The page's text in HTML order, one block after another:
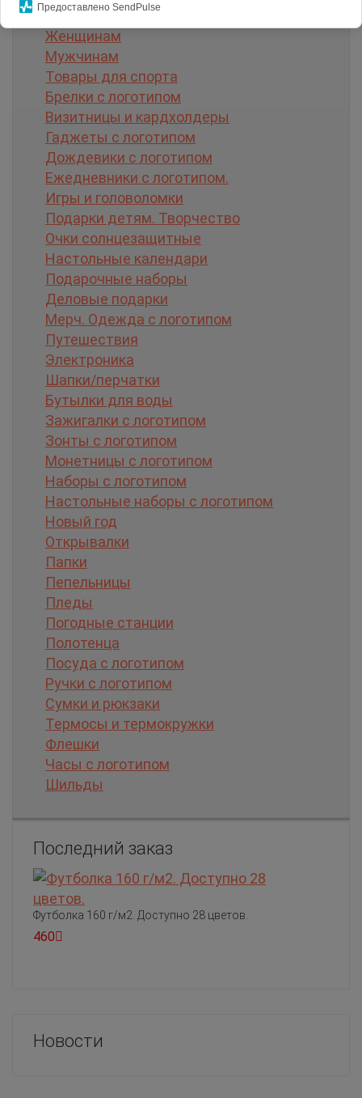
Автомобильные аксессуары
Женщинам
Мужчинам
Товары для спорта
Брелки с логотипом
Визитницы и кардхолдеры
Гаджеты с логотипом
Дождевики с логотипом
Ежедневники с логотипом.
Игры и головоломки
Подарки детям. Творчество
Очки солнцезащитные
Настольные календари
Подарочные наборы
Деловые подарки
Мерч. Одежда с логотипом
Путешествия
Электроника
Шапки/перчатки
Бутылки для воды
Зажигалки с логотипом
Зонты с логотипом
Монетницы с логотипом
Наборы с логотипом
Настольные наборы с логотипом
Новый год
Открывалки
Папки
Пепельницы
Пледы
Погодные станции
Полотенца
Посуда с логотипом
Ручки с логотипом
Сумки и рюкзаки
Термосы и термокружки
Флешки
Часы с логотипом
Шильды
Последний заказ
Футболка 160 г/м2. Доступно 28 цветов.
460
Новости
Предоставлено SendPulse